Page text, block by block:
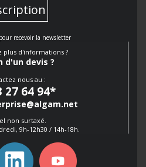
recevoir la newsletter
plus d'informations ?
d'un devis ?
nous au :
27 64 94*
non surtaxé.
9h-12h30 / 14h-18h.